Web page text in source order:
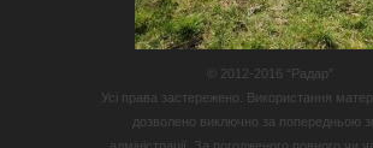
© 2012-2016 “Радар”
Усі права застережено. Використання
дозволено виключно за попередньою